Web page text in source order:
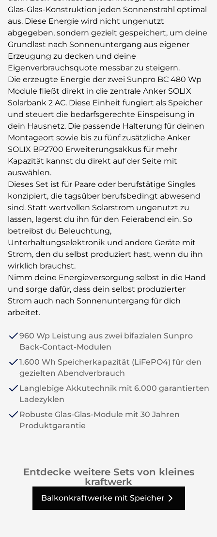
Glas-Glas-Konstruktion jeden Sonnenstrahl optimal
aus. Diese Energie wird nicht ungenutzt
abgegeben, sondern gezielt gespeichert, um deine
Grundlast nach Sonnenuntergang aus eigener
Erzeugung zu decken und deine
Eigenverbrauchsquote messbar zu steigern.
Die erzeugte Energie der zwei Sunpro BC 480 Wp
Module fließt direkt in die zentrale Anker SOLIX
Solarbank 2 AC. Diese Einheit fungiert als Speicher
und steuert die bedarfsgerechte Einspeisung in
dein Hausnetz. Die passende Halterung für deinen
Montageort sowie bis zu fünf zusätzliche Anker
SOLIX BP2700 Erweiterungsakkus für mehr
Kapazität kannst du direkt auf der Seite mit
auswählen.
Dieses Set ist für Paare oder berufstätige Singles
konzipiert, die tagsüber berufsbedingt abwesend
sind. Statt wertvollen Solarstrom ungenutzt zu
lassen, lagerst du ihn für den Feierabend ein. So
betreibst du Beleuchtung,
Unterhaltungselektronik und andere Geräte mit
Strom, den du selbst produziert hast, wenn du ihn
wirklich brauchst.
Nimm deine Energieversorgung selbst in die Hand
und sorge dafür, dass dein selbst produzierter
Strom auch nach Sonnenuntergang für dich
arbeitet.
960 Wp Leistung aus zwei bifazialen Sunpro
Back-Contact-Modulen
1.600 Wh Speicherkapazität (LiFePO4) für den
gezielten Abendverbrauch
Langlebige Akkutechnik mit 6.000 garantierten
Ladezyklen
Robuste Glas-Glas-Module mit 30 Jahren
Produktgarantie
Entdecke weitere Sets von kleines
kraftwerk
Balkonkraftwerke mit Speicher